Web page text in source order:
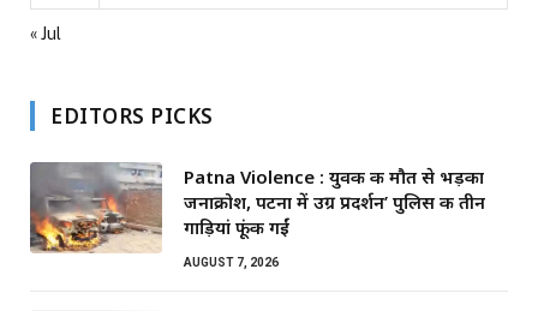
« Jul
EDITORS PICKS
Patna Violence : युवक की मौत से भड़का
जनाक्रोश, पटना में उग्र प्रदर्शन’ पुलिस की तीन
गाड़ियां फूंकी गईं
AUGUST 7, 2026